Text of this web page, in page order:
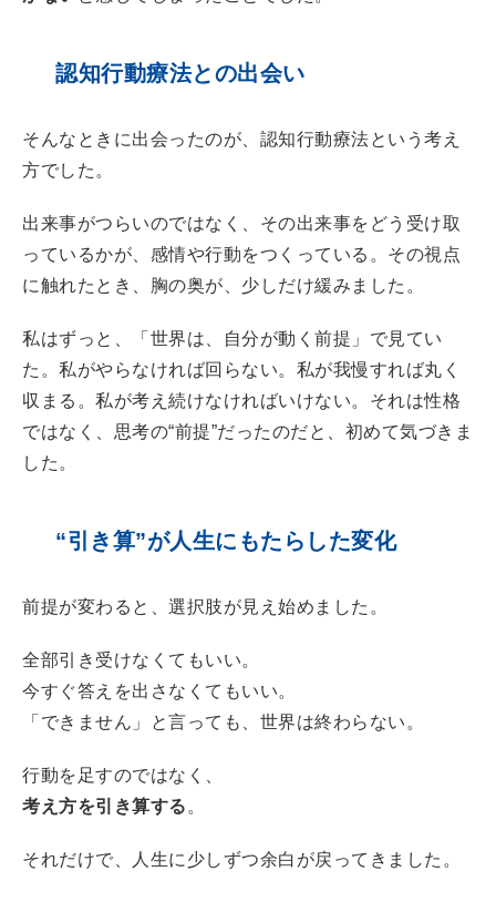
認知行動療法との出会い
そんなときに出会ったのが、認知行動療法という考え
方でした。
出来事がつらいのではなく、その出来事をどう受け取
っているかが、感情や行動をつくっている。その視点
に触れたとき、胸の奥が、少しだけ緩みました。
私はずっと、「世界は、自分が動く前提」で見てい
た。私がやらなければ回らない。私が我慢すれば丸く
収まる。私が考え続けなければいけない。それは性格
ではなく、思考の“前提”だったのだと、初めて気づきま
した。
“引き算”が人生にもたらした変化
前提が変わると、選択肢が見え始めました。
全部引き受けなくてもいい。
今すぐ答えを出さなくてもいい。
「できません」と言っても、世界は終わらない。
行動を足すのではなく、
考え方を引き算する。
それだけで、人生に少しずつ余白が戻ってきました。